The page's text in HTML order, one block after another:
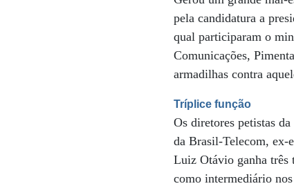
pela candidatura a
qual participaram o
Comunicações,
armadilhas contra
Tríplice função
Os diretores petistas
da Brasil-Telecom, ex-
Luiz Otávio ganha três
como intermediário